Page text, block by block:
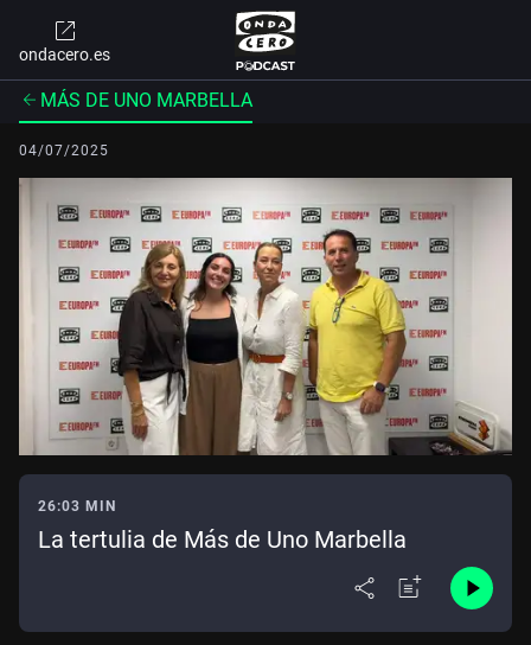
ondacero.es
MÁS DE UNO MARBELLA
04/07/2025
26:03 MIN
La tertulia de Más de Uno Marbella